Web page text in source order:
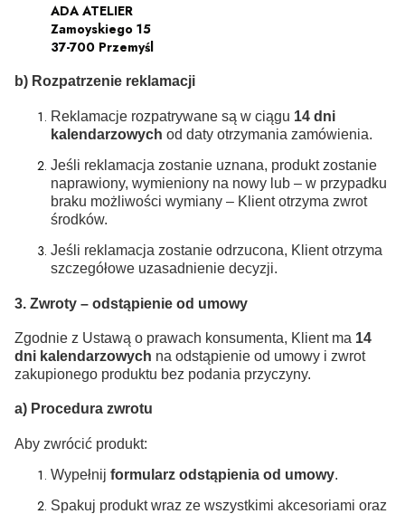
ADA ATELIER
Zamoyskiego 15
37-700 Przemyśl
b) Rozpatrzenie reklamacji
Reklamacje rozpatrywane są w ciągu 14 dni
kalendarzowych od daty otrzymania zamówienia.
Jeśli reklamacja zostanie uznana, produkt zostanie
naprawiony, wymieniony na nowy lub – w przypadku
braku możliwości wymiany – Klient otrzyma zwrot
środków.
Jeśli reklamacja zostanie odrzucona, Klient otrzyma
szczegółowe uzasadnienie decyzji.
3. Zwroty – odstąpienie od umowy
Zgodnie z Ustawą o prawach konsumenta, Klient ma 14
dni kalendarzowych na odstąpienie od umowy i zwrot
zakupionego produktu bez podania przyczyny.
a) Procedura zwrotu
Aby zwrócić produkt:
Wypełnij formularz odstąpienia od umowy.
Spakuj produkt wraz ze wszystkimi akcesoriami oraz